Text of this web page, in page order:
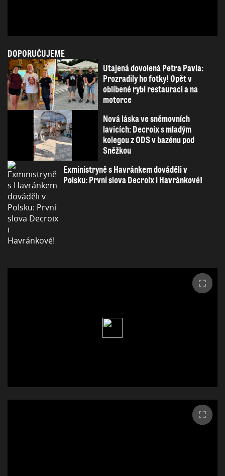
DOPORUČUJEME
Utajená dovolená Petra Pavla:
Prozradily ho fotky! Opět v
oblíbené rybí restauraci a na
motorce
Nová láska ve sněmovních
lavicích: Decroix s mladým
kolegou z ODS v bazénu pod
Sněžkou
Exministryně s Havránkem dováděli v
Polsku: První slova Decroix i Havránkové!